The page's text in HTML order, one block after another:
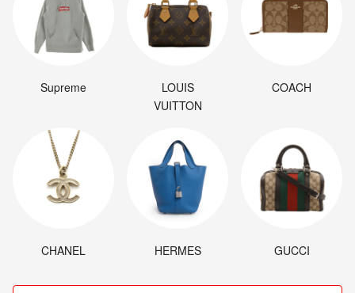
Supreme
LOUIS
VUITTON
COACH
CHANEL HERMES GUCCI